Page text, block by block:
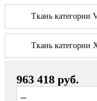
Ткань категории
Ткань категории
963 418 руб.